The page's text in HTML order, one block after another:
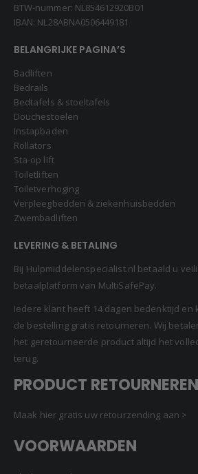
BTW-nummer: NL854612920B01
IBAN: NL28ABNA0506449181
BELANGRIJKE PAGINA’S
Badliften
Bedrails
Bedtafels & stoeltafels
Douchestoelen
Instapbaden
Rollators
Sta-op lift
Toiletliften
Toiletverhoging
Verpleegbedden & ziekenhuisbedden
Zwembadliften
LEVERING & BETALING
Bij Hulpmiddelenspecialist.nl betaald u
betaalplatform van MultiSafePay.
Iedere klant heeft 14 dagen bedenktijd en
de bestelling gratis retourneren. Wij
het geretourneerde product altijd het
terug.
PRODUCT RETOURNEREN
Maak hier gratis uw retourzending aan >
VOORWAARDEN